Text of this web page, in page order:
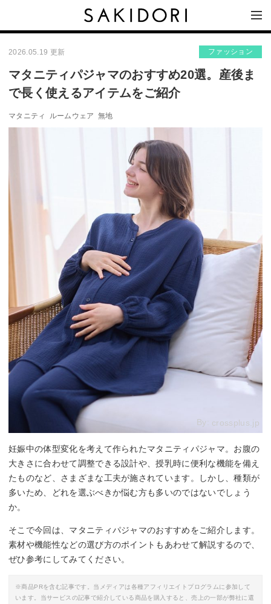
2026.05.19 更新 ファッション
マタニティパジャマのおすすめ20選。産後ま
で長く使えるアイテムをご紹介
マタニティ ルームウェア 無地
By: crossplus.jp
妊娠中の体型変化を考えて作られたマタニティパジャマ。お腹の
大きさに合わせて調整できる設計や、授乳時に便利な機能を備え
たものなど、さまざまな工夫が施されています。しかし、種類が
多いため、どれを選ぶべきか悩む方も多いのではないでしょう
か。
そこで今回は、マタニティパジャマのおすすめをご紹介します。
素材や機能性などの選び方のポイントもあわせて解説するので、
ぜひ参考にしてみてください。
※商品PRを含む記事です。当メディアは各種アフィリエイトプログラムに参加して
います。当サービスの記事で紹介している商品を購入すると、売上の一部が弊社に還